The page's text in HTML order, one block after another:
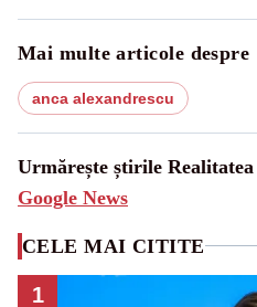
Mai multe articole despre
anca alexandrescu
Urmărește știrile
Google News
CELE MAI CITITE
1